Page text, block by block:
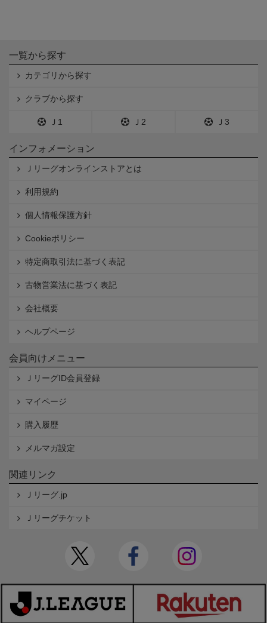
一覧から探す
カテゴリから探す
クラブから探す
Ｊ1 Ｊ2 Ｊ3
インフォメーション
Ｊリーグオンラインストアとは
利用規約
個人情報保護方針
Cookieポリシー
特定商取引法に基づく表記
古物営業法に基づく表記
会社概要
ヘルプページ
会員向けメニュー
ＪリーグID会員登録
マイページ
購入履歴
メルマガ設定
関連リンク
Ｊリーグ.jp
Ｊリーグチケット